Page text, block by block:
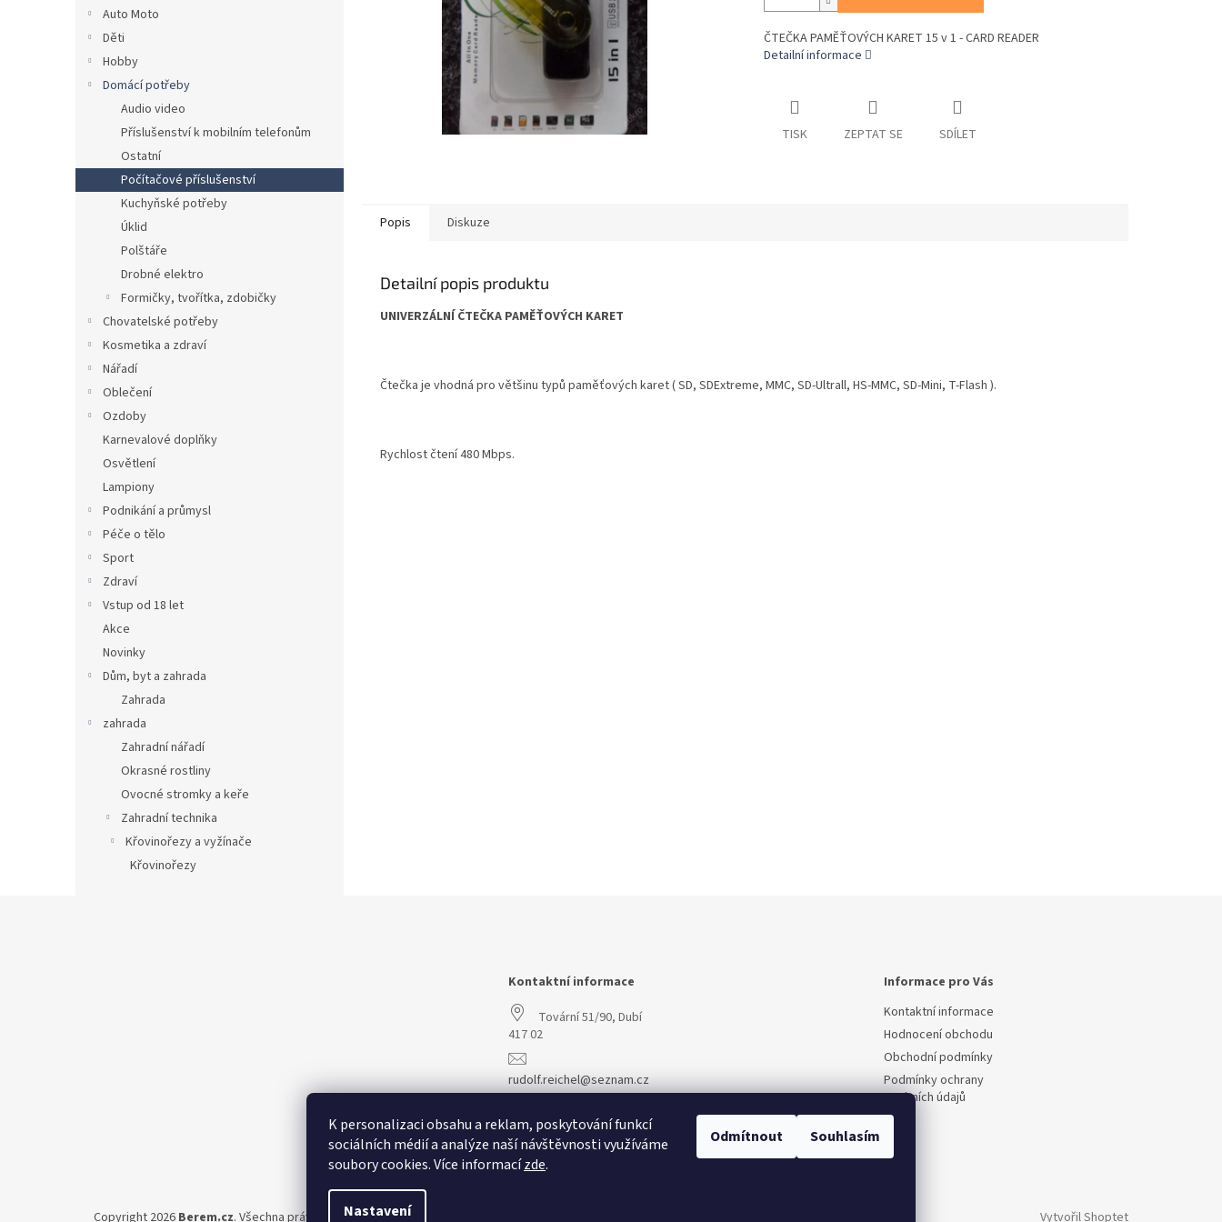
K personalizaci obsahu a reklam, poskytování funkcí
sociálních médií a analýze naší návštěvnosti využíváme
soubory cookies. Více informacízde.
Nastavení
Odmítnout Souhlasím
Auto Moto
Děti
Hobby
Domácí potřeby
Audio video
Příslušenství k mobilním telefonům
Ostatní
Počítačové příslušenství
Kuchyňské potřeby
Úklid
Polštáře
Drobné elektro
Formičky, tvořítka, zdobičky
Chovatelské potřeby
Kosmetika a zdraví
Nářadí
Oblečení
Ozdoby
Karnevalové doplňky
Osvětlení
Lampiony
Podnikání a průmysl
Péče o tělo
Sport
Zdraví
Vstup od 18 let
Akce
Novinky
Dům, byt a zahrada
Zahrada
zahrada
Zahradní nářadí
Okrasné rostliny
Ovocné stromky a keře
Zahradní technika
Křovinořezy a vyžínače
Křovinořezy
ČTEČKA PAMĚŤOVÝCH KARET 15 v 1 - CARD READER
Detailní informace
TISK ZEPTAT SE SDÍLET
Popis Diskuze
Detailní popis produktu
UNIVERZÁLNÍ ČTEČKA PAMĚŤOVÝCH KARET
Čtečka je vhodná pro většinu typů paměťových karet ( SD, SDExtreme, MMC, SD-Ultrall, HS-MMC, SD-Mini, T-Flash ).
Rychlost čtení 480 Mbps.
Kontaktní informace
Tovární 51/90, Dubí
417 02
rudolf.reichel@seznam.cz
Informace pro Vás
Kontaktní informace
Hodnocení obchodu
Obchodní podmínky
Podmínky ochrany
osobních údajů
Vytvořil Shoptet
Copyright 2026 Berem.cz. Všechna práva vyhrazena.Upravit nastavení cookies